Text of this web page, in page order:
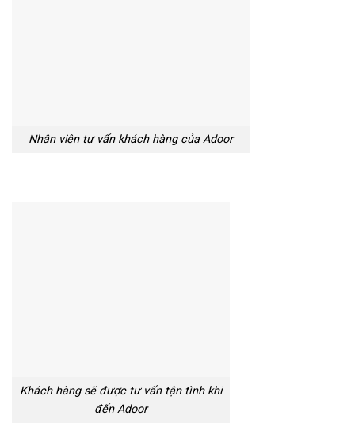
Nhân viên tư vấn khách hàng của Adoor
Khách hàng sẽ được tư vấn tận tình khi
đến Adoor